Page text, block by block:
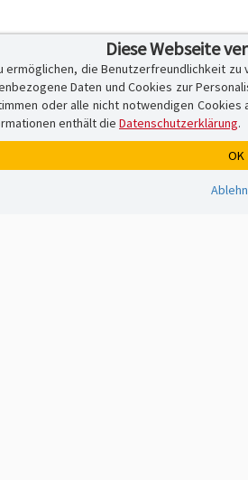
Diese Webseite
die Benutzerfreundlichkeit
Daten und Cookies zur
oder alle nicht notwendigen
enthält die Datenschutzerklärung.
OK